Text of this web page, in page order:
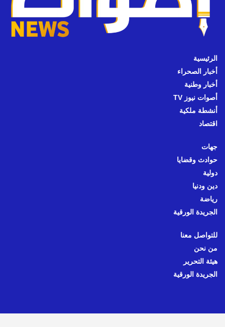
الرئيسية
أخبار الصحراء
أخبار وطنية
أصوات نيوز TV
أنشطة ملكية
اقتصاد
جهات
حوادث وقضايا
دولية
دين ودنيا
رياضة
الجريدة الورقية
للتواصل معنا
من نحن
هيئة التحرير
الجريدة الورقية